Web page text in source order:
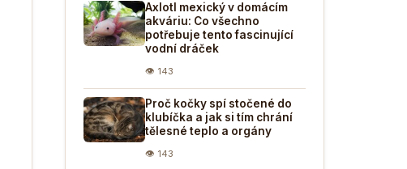
Axlotl mexický v domácím
akváriu: Co všechno
potřebuje tento fascinující
vodní dráček
👁 143
Proč kočky spí stočené do
klubíčka a jak si tím chrání
tělesné teplo a orgány
👁 143